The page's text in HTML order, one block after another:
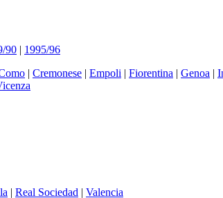
90 | 1995/96
| Cremonese | Empoli | Fiorentina | Genoa |
| Real Sociedad | Valencia